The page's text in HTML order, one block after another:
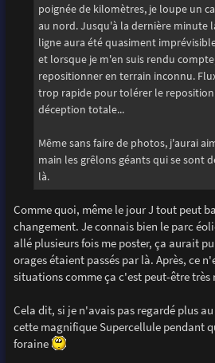
poignée de kilomètres, je loupe un
au nord. Jusqu'à la dernière minute
ligne aura été quasiment
et lorsque je m'en suis rendu
repositionner en terrain inconnu.
trop rapide pour tolérer le
déception totale...
Même sans faire de photos, j'aurai
main les grêlons géants qui se sont
là.
Comme quoi, même le jour J tout peut
changement. Je connais bien le parc
allé plusieurs fois me poster, ça aurait
orages étaient passés par là. Après, ce
situations comme ça c'est peut-être très
Cela dit, si je n'avais pas regardé plus
cette magnifique Supercellule pendant
foraine